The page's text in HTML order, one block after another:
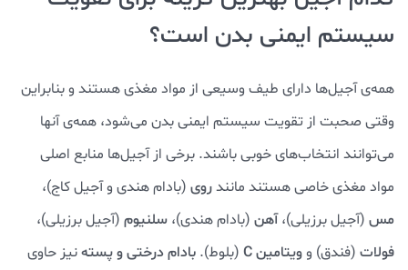
سیستم ایمنی بدن است؟
همه‌ی آجیل‌ها دارای طیف وسیعی از مواد مغذی هستند و بنابراین
وقتی صحبت از تقویت سیستم ایمنی بدن می‌شود، همه‌ی آنها
می‌توانند انتخاب‌های خوبی باشند. برخی از آجیل‌ها منابع اصلی
مواد مغذی خاصی هستند مانندروی (بادام هندی و آجیل کاج)،
مس (آجیل برزیلی)،آهن (بادام هندی)، سلنیوم (آجیل برزیلی)،
فولات (فندق) وویتامین C (بلوط). بادام درختی و پستهنیز حاوی